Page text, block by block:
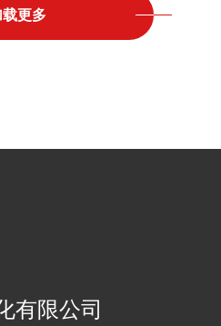
载更多
有限公司